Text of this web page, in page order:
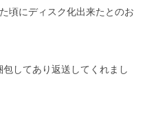
頃にディスク化出来たとのお
してあり返送してくれまし